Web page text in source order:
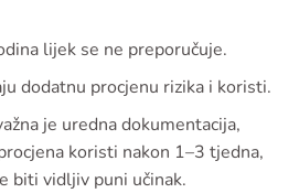
lijek se ne preporučuje.
dodatnu procjenu rizika i koristi.
je uredna dokumentacija,
koristi nakon 1–3 tjedna,
biti vidljiv puni učinak.